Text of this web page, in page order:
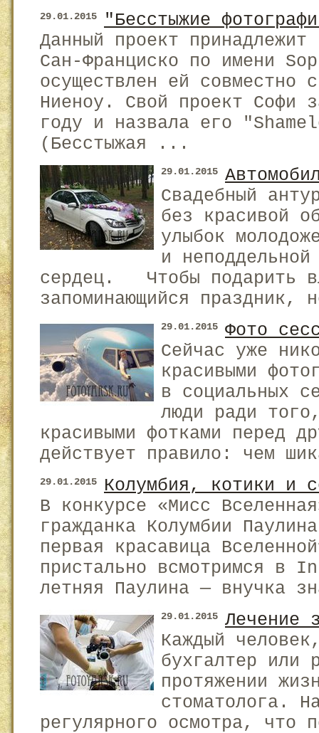
29.01.2015
"Бесстыжие
Данный проект
Сан-Франциско по имени
осуществлен ей совместно
Ниеноу. Свой проект Софи
году и назвала его
(Бесстыжая ...
29.01.2015
Свадебный
без красивой
улыбок
и
сердец. Чтобы подарить
запоминающийся праздник,
29.01.2015
Фото
Сейчас уже
красивыми
в социальных
люди ради
красивыми фотками перед
действует правило: чем
29.01.2015
Колумбия, котики и
В конкурсе «Мисс
гражданка Колумбии
первая красавица
пристально всмотримся
летняя Паулина — внучка
29.01.2015
Лечение
Каждый
бухгалтер или
протяжении
стоматолога.
регулярного осмотра, что